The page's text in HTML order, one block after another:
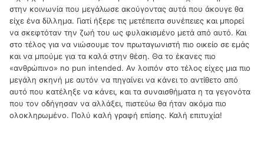
στην κοινωνία που μεγάλωσε ακούγοντας αυτά που άκουγε θα
είχε ένα δίλλημα. Γιατί ήξερε τις μετέπειτα συνέπειες και μπορεί
να σκεφτόταν την ζωή του ως φυλακισμένο μετά από αυτό. Και
στο τέλος για να νιώσουμε τον πρωταγωνιστή πιο οικείο σε εμάς
και να μπούμε για τα καλά στην θέση. Θα το έκανες πιο
«ανθρώπινο» no pun intended. Αν λοιπόν στο τέλος είχες μια πιο
μεγάλη σκηνή με αυτόν να πηγαίνει να κάνει το αντίθετο από
αυτό που κατέληξε να κάνει, και τα συναισθήματα η τα γεγονότα
που τον οδήγησαν να αλλάξει, πιστεύω θα ήταν ακόμα πιο
ολοκληρωμένο. Πολύ καλή γραφή επίσης. Καλή επιτυχία!